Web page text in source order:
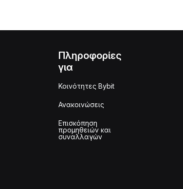
Πληροφορίες
για
Κοινότητες Bybit
Ανακοινώσεις
Επισκόπηση
προμηθειών και
συναλλαγών